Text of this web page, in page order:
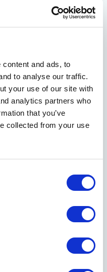
and ads, to
to analyse our traffic.
your use of our site with
analytics partners who
that you’ve
collected from your use